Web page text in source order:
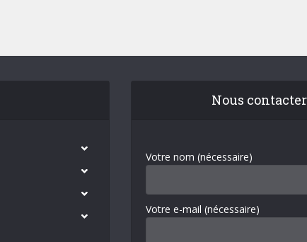
Nous contacter
Votre nom (nécessaire)
Votre e-mail (nécessaire)